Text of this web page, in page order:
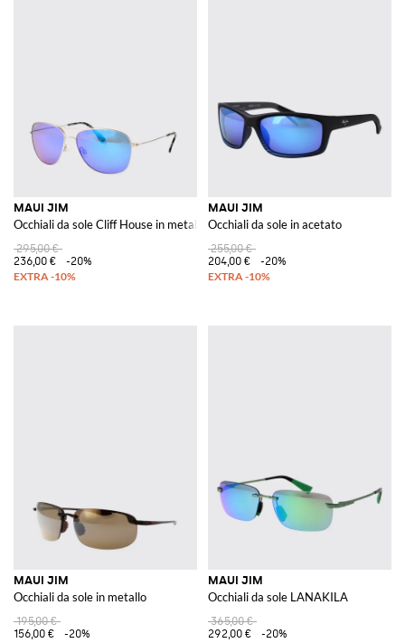
MAUI JIM
Occhiali da sole Cliff House in metallo
295,00 €
236,00 €
-20%
MAUI JIM
Occhiali da sole in acetato
255,00 €
204,00 €
-20%
MAUI JIM
Occhiali da sole in metallo
195,00 €
156,00 €
-20%
MAUI JIM
Occhiali da sole LANAKILA
365,00 €
292,00 €
-20%